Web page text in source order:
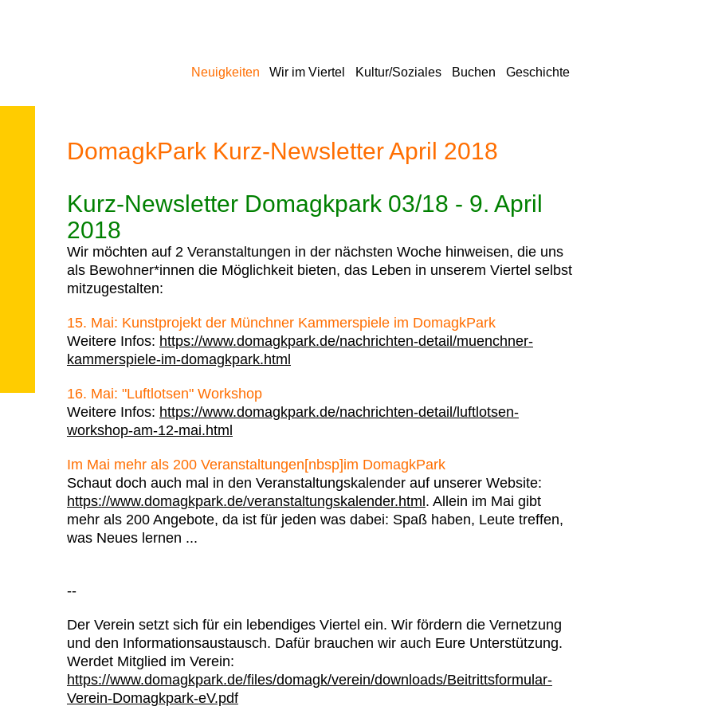
Neuigkeiten Wir im Viertel Kultur/Soziales Buchen Geschichte
DomagkPark Kurz-Newsletter April 2018
Kurz-Newsletter Domagkpark 03/18 - 9. April
2018
Wir möchten auf 2 Veranstaltungen in der nächsten Woche hinweisen, die uns
als Bewohner*innen die Möglichkeit bieten, das Leben in unserem Viertel selbst
mitzugestalten:
15. Mai: Kunstprojekt der Münchner Kammerspiele im DomagkPark
Weitere Infos: https://www.domagkpark.de/nachrichten-detail/muenchner-
kammerspiele-im-domagkpark.html
16. Mai: "Luftlotsen" Workshop
Weitere Infos: https://www.domagkpark.de/nachrichten-detail/luftlotsen-
workshop-am-12-mai.html
Im Mai mehr als 200 Veranstaltungen[nbsp]im DomagkPark
Schaut doch auch mal in den Veranstaltungskalender auf unserer Website:
https://www.domagkpark.de/veranstaltungskalender.html. Allein im Mai gibt
mehr als 200 Angebote, da ist für jeden was dabei: Spaß haben, Leute treffen,
was Neues lernen ...
--
Der Verein setzt sich für ein lebendiges Viertel ein. Wir fördern die Vernetzung
und den Informationsaustausch. Dafür brauchen wir auch Eure Unterstützung.
Werdet Mitglied im Verein:
https://www.domagkpark.de/files/domagk/verein/downloads/Beitrittsformular-
Verein-Domagkpark-eV.pdf